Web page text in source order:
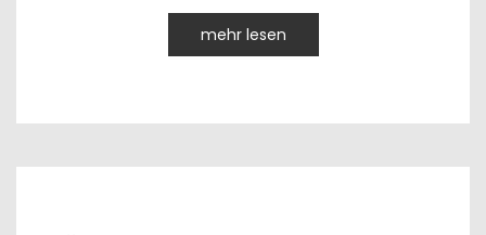
mehr lesen